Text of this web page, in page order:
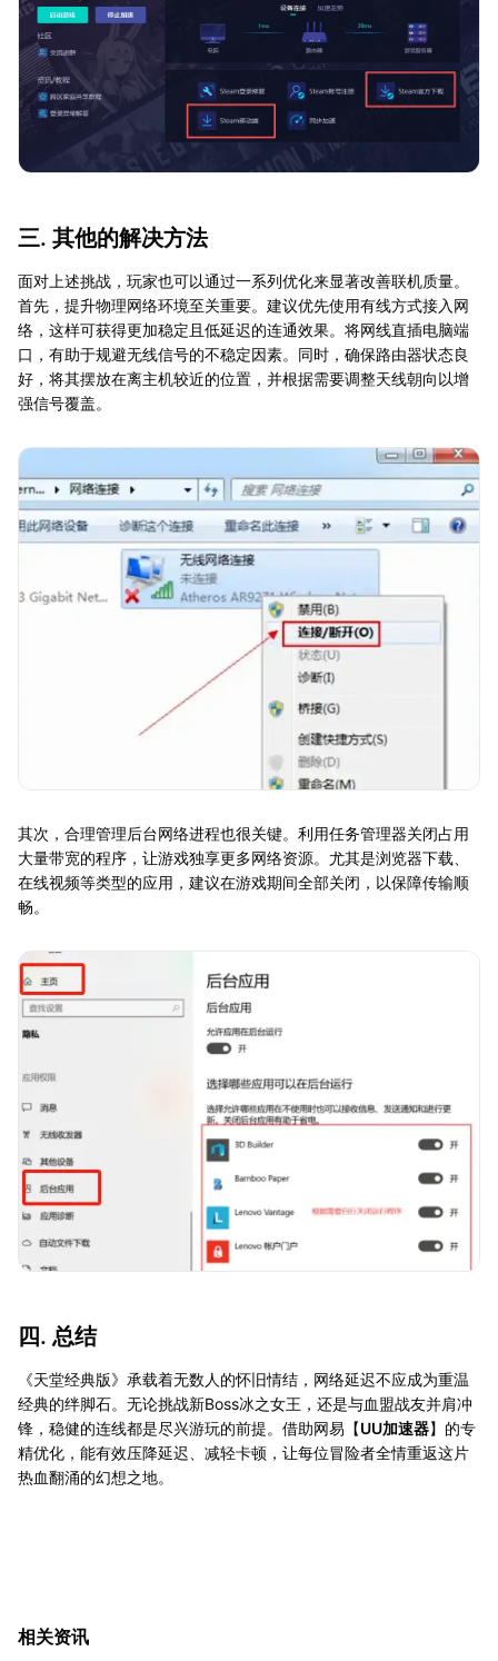
三. 其他的解决方法
面对上述挑战，玩家也可以通过一系列优化来显著改善联机质量。
首先，提升物理网络环境至关重要。建议优先使用有线方式接入网
络，这样可获得更加稳定且低延迟的连通效果。将网线直插电脑端
口，有助于规避无线信号的不稳定因素。同时，确保路由器状态良
好，将其摆放在离主机较近的位置，并根据需要调整天线朝向以增
强信号覆盖。
其次，合理管理后台网络进程也很关键。利用任务管理器关闭占用
大量带宽的程序，让游戏独享更多网络资源。尤其是浏览器下载、
在线视频等类型的应用，建议在游戏期间全部关闭，以保障传输顺
畅。
四. 总结
《天堂经典版》承载着无数人的怀旧情结，网络延迟不应成为重温
经典的绊脚石。无论挑战新Boss冰之女王，还是与血盟战友并肩冲
锋，稳健的连线都是尽兴游玩的前提。借助网易【UU加速器】的专
精优化，能有效压降延迟、减轻卡顿，让每位冒险者全情重返这片
热血翻涌的幻想之地。
相关资讯